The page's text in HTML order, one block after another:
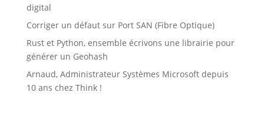
digital
Corriger un défaut sur Port SAN (Fibre Optique)
Rust et Python, ensemble écrivons une librairie pour
générer un Geohash
Arnaud, Administrateur Systèmes Microsoft depuis
10 ans chez Think !